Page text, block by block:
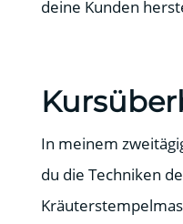
deine Kunden
In meinem
du die Techniken